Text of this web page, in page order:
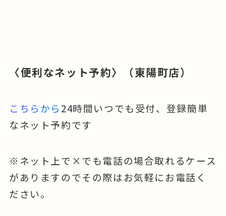
〈便利なネット予約〉（東陽町店）
こちら から 24時間いつでも受付、登録簡単
なネット予約です
※ネット上で×でも電話の場合取れるケース
がありますのでその際はお気軽にお電話く
ださい。